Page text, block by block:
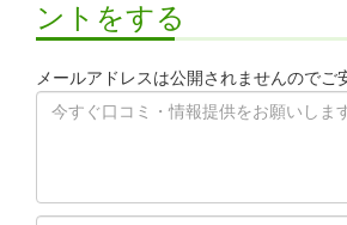
ントをする
メールアドレスは公開されませんのでご